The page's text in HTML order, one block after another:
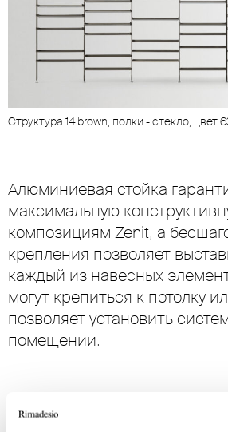
Cтруктура 14 brown, полки - стекло, цвет
Алюминиевая стойка
максимальную
композициям Zenit, а
крепления позволяет
каждый из навесных
могут крепиться к потолку
позволяет установить
помещении.